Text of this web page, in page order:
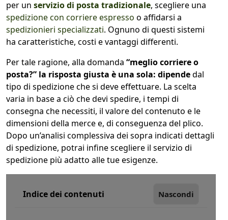
calcola
per un servizio di posta tradizionale, scegliere una
spedizione con corriere espresso o affidarsi a
spedizionieri specializzati. Ognuno di questi sistemi
ha caratteristiche, costi e vantaggi differenti.
Per tale ragione, alla domanda “meglio corriere o
posta?” la risposta giusta è una sola: dipendedal
tipo di spedizione che si deve effettuare. La scelta
varia in base a ciò che devi spedire, i tempi di
consegna che necessiti, il valore del contenuto e le
dimensioni della merce e, di conseguenza del plico.
Dopo un’analisi complessiva dei sopra indicati dettagli
di spedizione, potrai infine scegliere il servizio di
spedizione più adatto alle tue esigenze.
Indice dei contenuti Nascondi